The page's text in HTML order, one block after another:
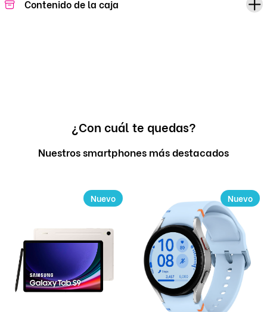
Contenido de la caja
¿Con cuál te quedas?
Nuestros smartphones más destacados
Nuevo Nuevo